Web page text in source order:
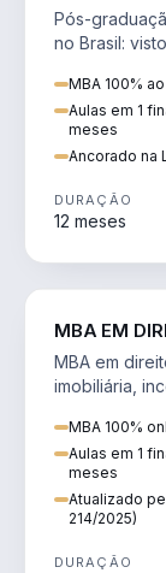
Pós-
no Brasil:
MBA 100%
Aulas em 1
meses
Ancorado na
DURAÇÃO
12 meses
MBA EM
MBA em
imobiliária,
MBA 100%
Aulas em 1
meses
Atualizado
214/2025)
DURAÇÃO